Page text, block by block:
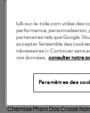
Chemise Phani Dos Croisé Noir
lulli-sur-la-toile.com utilise des
performance, personnalisation,
partenaires tels que Google.
accepter l’ensemble des
nécessaires (« Continuer sans
vos données, consulter notre
Paramètres des